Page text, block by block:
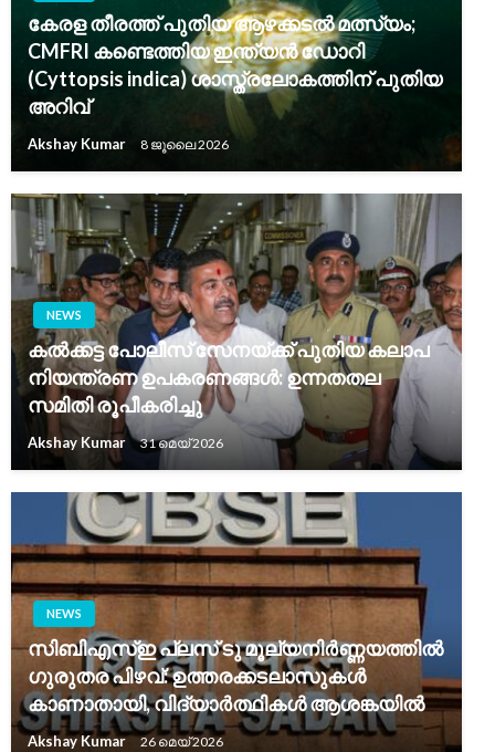
കേരള തീരത്ത് പുതിയ ആഴക്കടൽ മത്സ്യം;
CMFRI കണ്ടെത്തിയ ഇന്ത്യൻ ഡോറി
(Cyttopsis indica) ശാസ്ത്രലോകത്തിന് പുതിയ
അറിവ്
Akshay Kumar 8 ജൂലൈ 2026
NEWS
കൽക്കട്ട പോലീസ് സേനയ്ക്ക് പുതിയ കലാപ
നിയന്ത്രണ ഉപകരണങ്ങൾ: ഉന്നതതല
സമിതി രൂപീകരിച്ചു
Akshay Kumar 31 മെയ്‌ 2026
NEWS
സിബിഎസ്ഇ പ്ലസ് ടു മൂല്യനിർണ്ണയത്തിൽ
ഗുരുതര പിഴവ്: ഉത്തരക്കടലാസുകൾ
കാണാതായി, വിദ്യാർത്ഥികൾ ആശങ്കയിൽ
Akshay Kumar 26 മെയ്‌ 2026